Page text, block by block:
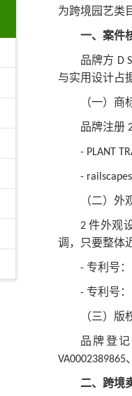
为跨境园艺类
一、案件
品牌方 D
与实用设计占
（一）商
品牌注册
- PLANT
- railscapes
（二）
2件外观
调，只要整体
- 专利号：
- 专利号：
（三）
品牌登
VA0002389865、
二、跨境